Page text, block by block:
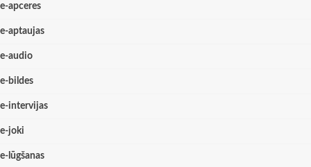
e-apceres
e-aptaujas
e-audio
e-bildes
e-intervijas
e-joki
e-lūgšanas